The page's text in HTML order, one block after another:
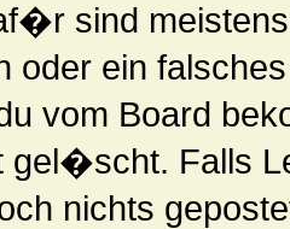
sind
oder ein
vom Board
gel�scht. Falls
nichts